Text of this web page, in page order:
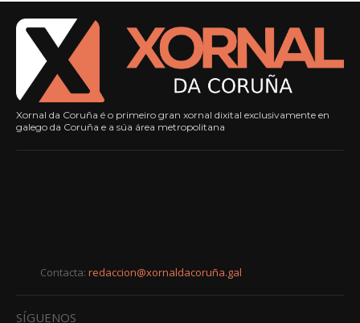
Xornal da Coruña é o primeiro gran xornal dixital exclusivamente en
galego da Coruña e a súa área metropolitana
Contacta: redaccion@xornaldacoruña.gal
SÍGUENOS